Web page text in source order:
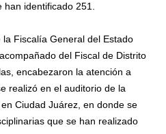
han identificado 251.
Fiscalía General del Estado
del Fiscal de Distrito
encabezaron la atención a
realizó en el auditorio de la
Ciudad Juárez, en donde se
que se han realizado